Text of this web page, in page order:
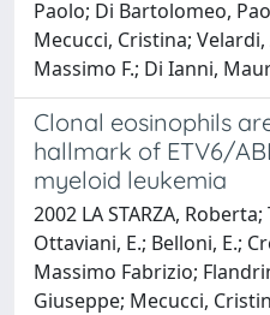
Paolo; Di Bartolomeo,
Mecucci, Cristina;
Massimo F.; Di Ianni,
Clonal eosinophils
hallmark of ETV6/
myeloid leukemia
2002 LA STARZA,
Ottaviani, E.; Belloni, E.;
Massimo Fabrizio;
Giuseppe; Mecucci,